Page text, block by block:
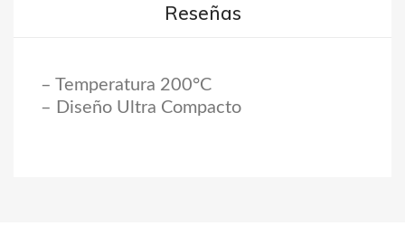
Reseñas
– Temperatura 200°C
– Diseño Ultra Compacto